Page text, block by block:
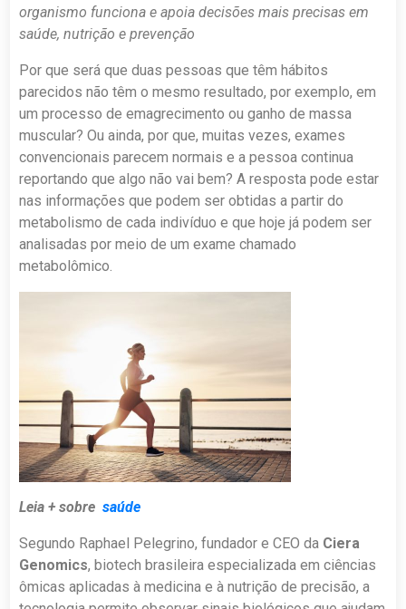
organismo funciona e apoia decisões maisprecisas em
saúde, nutrição e prevenção
Por que será que duas pessoas que têm hábitos
parecidos não têm o mesmo resultado, por exemplo, em
um processo de emagrecimento ou ganho de massa
muscular? Ou ainda, por que, muitas vezes, exames
convencionais parecem normais e a pessoa continua
reportando que algo não vai bem? A resposta pode estar
nas informações que podem ser obtidas a partir do
metabolismo de cada indivíduo e que hoje já podem ser
analisadas por meio de um exame chamado
metabolômico.
Leia + sobre saúde
Segundo Raphael Pelegrino, fundador e CEO da Ciera
Genomics, biotech brasileira especializada em ciências
ômicas aplicadas à medicina e à nutrição de precisão, a